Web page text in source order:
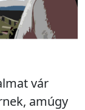
vár
amúgy